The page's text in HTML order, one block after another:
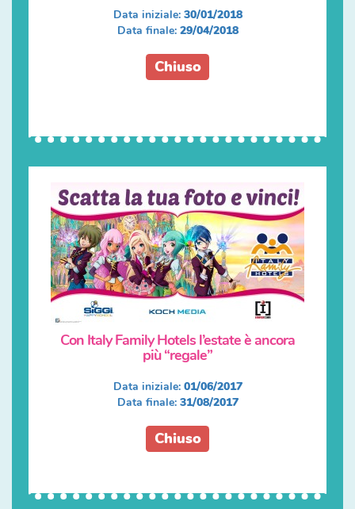
Data iniziale: 30/01/2018
Data finale: 29/04/2018
Chiuso
Con Italy Family Hotels l’estate è ancora
più “regale”
Data iniziale: 01/06/2017
Data finale: 31/08/2017
Chiuso